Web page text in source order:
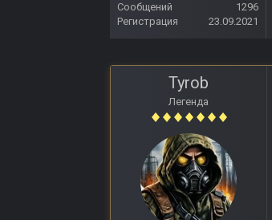
Сообщений
1296
Регистрация
23.09.2021
Tyrob
Легенда